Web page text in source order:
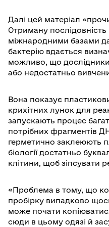
Далі цей матеріал
Отриману послідовність
міжнародними базами
бактерію вдається
можливо, що
або недостатньо
Вона показує
крихітних лунок для
запускають процес
потрібних фрагментів
герметично заклеюють
біології достатньо
клітини, щоб зіпсувати
«Проблема в тому, що
пробірку випадково
може почати
сюди в цьому одязі й